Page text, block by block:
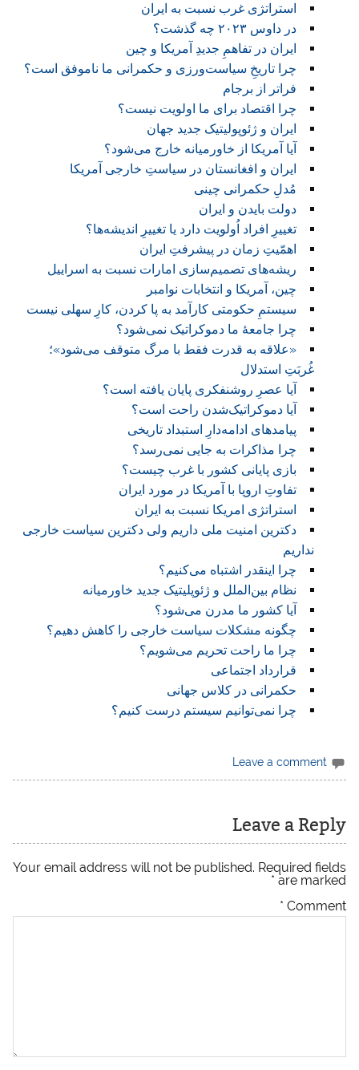
استراتژی غرب نسبت به ایران
در داوس ۲۰۲۳ چه گذشت؟
ایران در تفاهمِ جدیدِ آمریکا و چین
چرا تاریخِ سیاست‌ورزی‌ و حکمرانی ما ناموفق است؟
فراتر از برجام
چرا اقتصاد برای ما اولویت نیست؟
ایران و ژئوپولیتیک جدید جهان
آیا آمریکا از خاورمیانه خارج می‌شود؟
ایران و افغانستان در سیاستِ خارجی آمریکا
مُدلِ حکمرانی چینی
دولت بایدن و ایران
تغییرِ افراد اُولویت دارد یا تغییرِ اندیشه‌ها؟
اهمّیتِ زمان در پیشرفتِ ایران
ریشه‌های تصمیم‌سازی امارات نسبت به اسراییل
چین، آمریکا و انتخابات نوامبر
سیستمِ حکومتی کارآمد به پا کردن، کارِ سهلی نیست
چرا جامعۀ ما دموکراتیک نمی‌شود؟
«علاقه به قدرت فقط با مرگ متوقف می‌شود»؛
غُربَتِ استدلال
آیا عصرِ روشنفکری پایان یافته است؟
آیا دموکراتیک‌شدن راحت است؟
پیامدهای ادامه‌دارِ استبداد تاریخی
چرا مذاکرات به جایی نمی‌رسد؟
بازی پایانی کشور با غرب چیست؟
تفاوتِ اروپا با آمریکا در مورد ایران
استراتژی امریکا نسبت به ایران
دکترین امنیت ملی داریم ولی دکترین سیاست خارجی
نداریم
چرا اینقدر اشتباه می‌کنیم؟
نظام بین‌الملل و ژئوپلیتیک جدید خاورمیانه
آیا کشور ما مدرن می‌شود؟
چگونه مشکلات سیاست خارجی را کاهش دهیم؟
چرا ما راحت تحریم می‌شویم؟
قرارداد اجتماعی
حکمرانی در کلاس جهانی
چرا نمی‌توانیم سیستم درست کنیم؟
Leave a comment
Leave a Reply
Your email address will not be published. Required fields
are marked
*
Comment
*